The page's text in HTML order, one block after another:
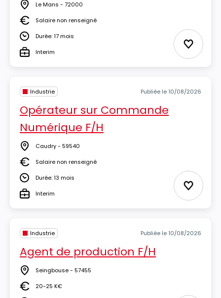
Lieu Le Mans - 72000
SalaireSalaire non renseigné
DuréeDurée: 17 mois
TypeInterim Ajouter
Industrie Publiée le 10/08/2026
Opérateur sur Commande
Numérique F/H
Lieu Caudry - 59540
SalaireSalaire non renseigné
DuréeDurée: 13 mois
TypeInterim Ajouter
Industrie Publiée le 10/08/2026
Agent de production F/H
Lieu Seingbouse - 57455
Salaire20-25 K€